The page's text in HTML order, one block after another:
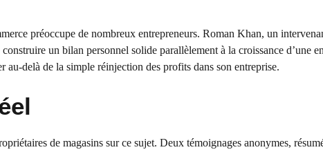
préoccupe de nombreux entrepreneurs. Roman Khan, un
un bilan personnel solide parallèlement à la croissance d’une
delà de la simple réinjection des profits dans son entreprise.
de magasins sur ce sujet. Deux témoignages anonymes,